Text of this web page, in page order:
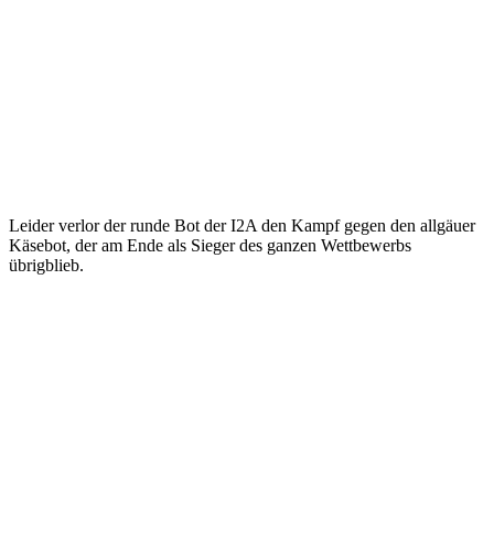
Leider verlor der runde Bot der I2A den Kampf gegen den allgäuer
Käsebot, der am Ende als Sieger des ganzen Wettbewerbs
übrigblieb.